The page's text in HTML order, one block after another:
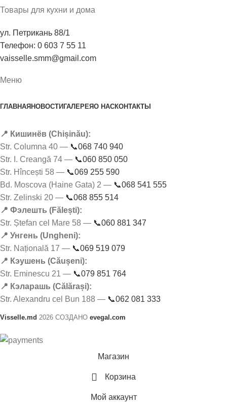
Товары для кухни и дома
ул. Петрикань 88/1
Телефон: 0 603 7 55 11
vaisselle.smm@gmail.com
Меню
ГЛАВНАЯ НОВОСТИ ГАЛЕРЕЯО НАСКОНТАКТЫ
📍 Кишинёв (Chișinău):
Str. Columna 40 — 📞068 740 940
Str. I. Creangă 74 — 📞060 850 050
Str. Hîncești 58 — 📞069 255 590
Bd. Moscova (Haine Gata) 2 — 📞068 541 555
Str. Zelinski 20 — 📞068 855 514
📍 Фэлешть (Fălești):
Str. Ștefan cel Mare 58 — 📞060 881 347
📍 Унгень (Ungheni):
Str. Națională 17 — 📞069 519 079
📍 Кэушень (Căușeni):
Str. Eminescu 21 — 📞079 851 764
📍 Кэларашь (Călărași):
Str. Alexandru cel Bun 188 — 📞062 081 333
Visselle.md 2026 СОЗДАНО evegal.com
Магазин
Корзина
Мой аккаунт